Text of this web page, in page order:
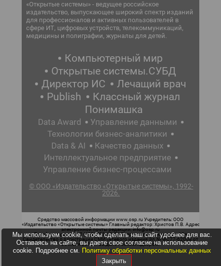
«Открытые системы» - ведущее российское
издательство, выпускающее широкий спектр изданий
для профессионалов и активных пользователей в
сфере ИТ, цифровых устройств, телекоммуникаций,
медицины и полиграфии, журналы для детей.
Компьютерный мир
Открытые системы.СУБД
Директор ИС
Лечащий врач
Publish
Классный журнал
Понимашка
Data Award
Управление данными
Технологии бизнес-аналитики
Data & AI
Качество данных
Интеллектуальное предприятие
Управление бизнес-процессами
© ООО «Издательство «Открытые системы», 1992-
2026.
Средство массовой информации www.osp.ru Учредитель: ООО
«Издательство «Открытые системы» Главный редактор: Христов П.В. Адрес
электронной почты редакции: info@osp.ru
Телефон редакции: 7 (499) 703-18-54 Возрастная маркировка: 12+
Свидетельство о регистрации СМИ сетевого издания Эл.№ ФС77-62008 от
05 июня 2015 г. выдано Роскомнадзором.
Мы используем cookie, чтобы сделать наш сайт удобнее для вас.
Оставаясь на сайте, вы даете свое согласие на использование
cookie. Подробнее см. Политику обработки персональных данных
Закрыть